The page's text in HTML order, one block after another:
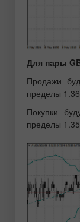
Для пары
Продажи
пределы
Покупки
пределы